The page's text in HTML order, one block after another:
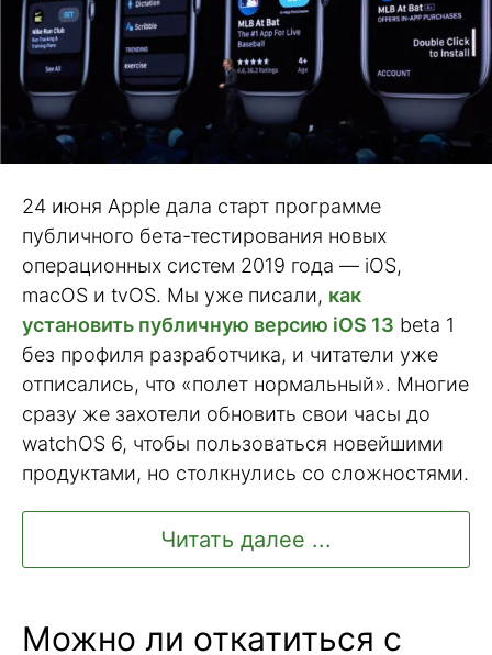
24 июня Apple дала старт программе
публичного бета-тестирования новых
операционных систем 2019 года — iOS,
macOS и tvOS. Мы уже писали, как
установить публичную версию iOS 13 beta 1
без профиля разработчика, и читатели уже
отписались, что «полет нормальный». Многие
сразу же захотели обновить свои часы до
watchOS 6, чтобы пользоваться новейшими
продуктами, но столкнулись со сложностями.
Читать далее ...
Можно ли откатиться с